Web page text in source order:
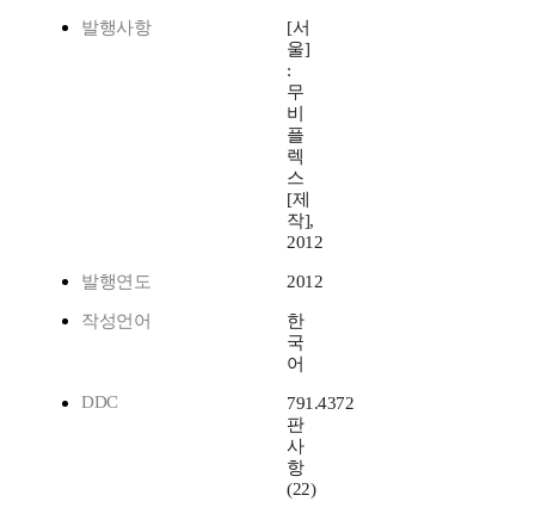
발행사항
[서
울]
:
무
비
플
렉
스
[제
작],
2012
발행연도 2012
작성언어
한
국
어
DDC
791.4372
판
사
항
(22)